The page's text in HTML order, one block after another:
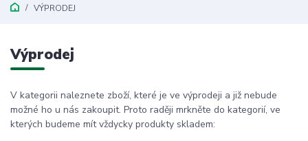
VÝPRODEJ
Výprodej
V kategorii naleznete zboží, které je ve výprodeji a již nebude
možné ho u nás zakoupit. Proto raději mrkněte do kategorií, ve
kterých budeme mít vždycky produkty skladem: